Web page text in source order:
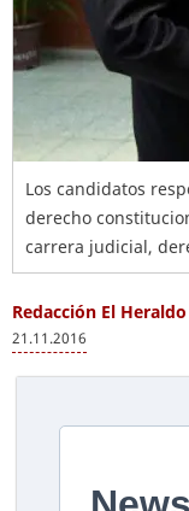
Los candidatos
derecho
carrera judicial,
Redacción El Heraldo
21.11.2016